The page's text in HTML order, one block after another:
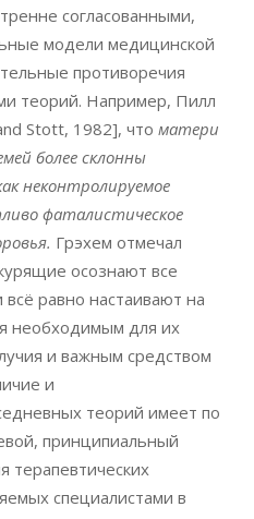
согласованными,
модели медицинской
противоречия
теорий. Например, Пилл
Stott, 1982], что матери
более склонны
неконтролируемое
фаталистическое
Грэхем отмечал
осознают все
равно настаивают на
необходимым для их
и важным средством
и
теорий имеет по
принципиальный
терапевтических
специалистами в